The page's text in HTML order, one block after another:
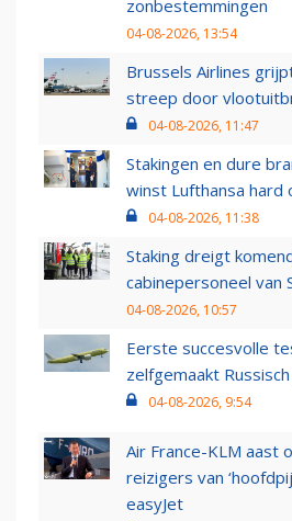
zonbestemmingen
04-08-2026, 13:54
Brussels Airlines
streep door
04-08-2026, 11:47
Stakingen en dure
winst Lufthansa hard
04-08-2026, 11:38
Staking dreigt
cabinepersoneel van
04-08-2026, 10:57
Eerste succesvolle
zelfgemaakt
04-08-2026, 9:54
Air France-KLM aast
reizigers van
easyJet